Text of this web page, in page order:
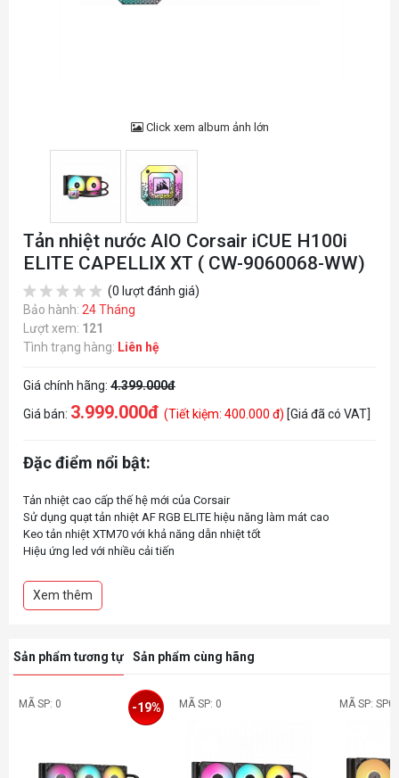
Click xem album ảnh lớn
Tản nhiệt nước AIO Corsair iCUE H100i
ELITE CAPELLIX XT ( CW-9060068-WW)
(0 lượt đánh giá)
Bảo hành: 24 Tháng
Lượt xem: 121
Tình trạng hàng: Liên hệ
Giá chính hãng: 4.399.000đ
Giá bán: 3.999.000đ (Tiết kiệm: 400.000 đ) [Giá đã có VAT]
Đặc điểm nổi bật:
Tản nhiệt cao cấp thế hệ mới của Corsair
Sử dụng quạt tản nhiệt AF RGB ELITE hiệu năng làm mát cao
Keo tản nhiệt XTM70 với khả năng dẫn nhiệt tốt
Hiệu ứng led với nhiều cải tiến
Xem thêm
Sản phẩm tương tự Sản phẩm cùng hãng
MÃ SP: 0 -19% MÃ SP: 0 MÃ SP: